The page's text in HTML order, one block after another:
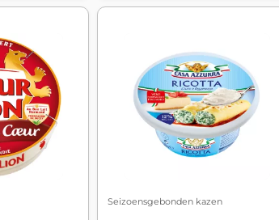
Seizoensgebonden kazen